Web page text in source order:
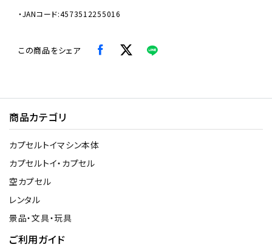
・JANコード:4573512255016
この商品をシェア
商品カテゴリ
カプセルトイマシン本体
カプセルトイ・カプセル
空カプセル
レンタル
景品・文具・玩具
ご利用ガイド